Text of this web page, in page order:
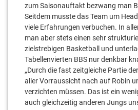
zum Saisonauftakt bezwang man
Seitdem musste das Team um
viele Erfahrungen verbuchen. In
man aber stets einen sehr
zielstrebigen Basketball und
Tabellenvierten BBS nur denkbar
„Durch die fast zeitgleiche Partie
aller Vorraussicht nach auf Robin
verzichten müssen. Das ist ein
auch gleichzeitig anderen Jungs